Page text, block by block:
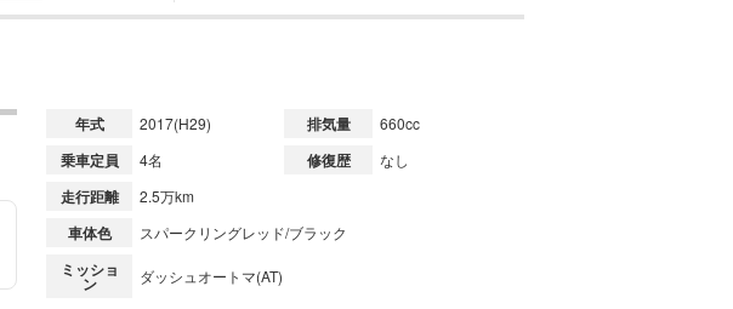
年式 2017(H29) 排気量 660cc
乗車定員 4名 修復歴 なし
走行距離 2.5万km
車体色 スパークリングレッド/ブラック
ミッショ
ン ダッシュオートマ(AT)